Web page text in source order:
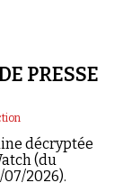
PRESSE
décryptée
(du
2026).